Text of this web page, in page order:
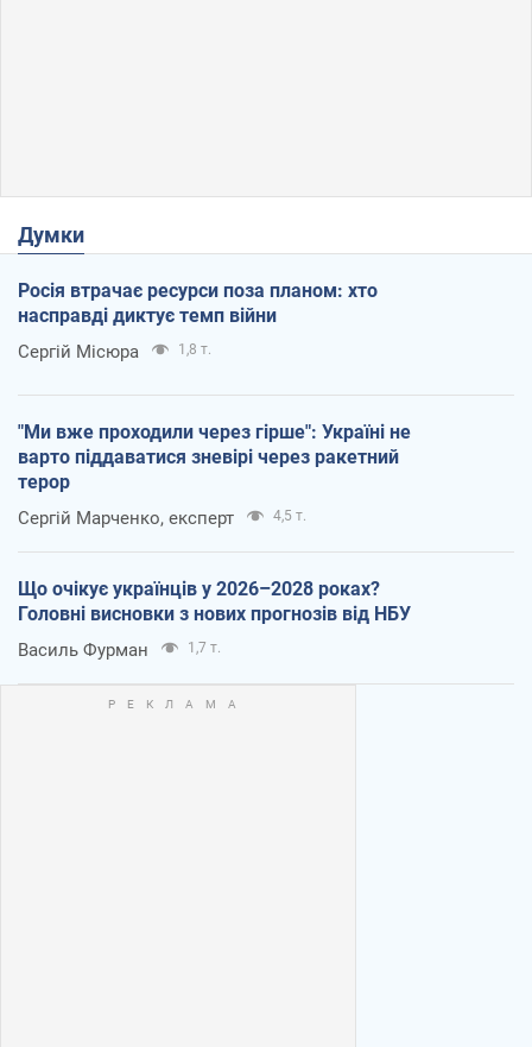
Думки
Росія втрачає ресурси поза планом: хто
насправді диктує темп війни
Сергій Місюра 1,8 т.
"Ми вже проходили через гірше": Україні не
варто піддаватися зневірі через ракетний
терор
Сергій Марченко, експерт 4,5 т.
Що очікує українців у 2026–2028 роках?
Головні висновки з нових прогнозів від НБУ
Василь Фурман 1,7 т.